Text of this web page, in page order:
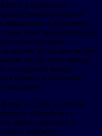
КНР Си Цзиньпин
банкете
Франциско. Он отметил:
мемориальный
Потомки
время, часто приезжают
китайскому народу,
что дружба между
кровью и пламенем,
поколение».
Китая и США посетили
«Дулиттла» и
дерево дружбы» и
мир и надежду.